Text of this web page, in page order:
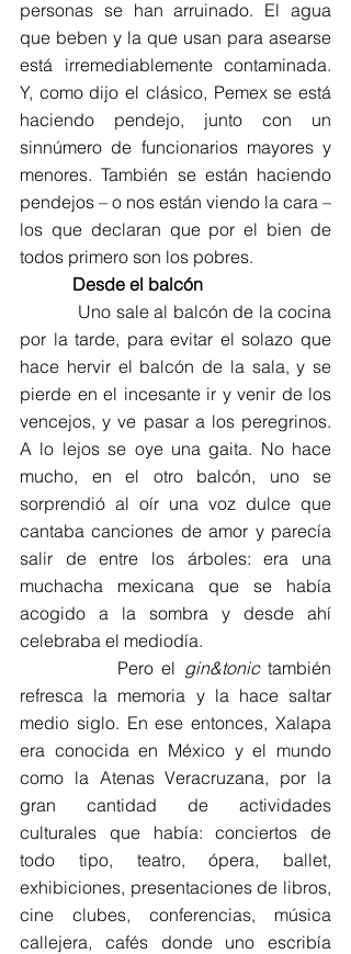
personas se han arruinado. El agua
que beben y la que usan para asearse
está irremediablemente contaminada.
Y, como dijo el clásico, Pemex se está
haciendo pendejo, junto con un
sinnúmero de funcionarios mayores y
menores. También se están haciendo
pendejos – o nos están viendo la cara –
los que declaran que por el bien de
todos primero son los pobres.
Desde el balcón
Uno sale al balcón de la cocina
por la tarde, para evitar el solazo que
hace hervir el balcón de la sala, y se
pierde en el incesante ir y venir de los
vencejos, y ve pasar a los peregrinos.
A lo lejos se oye una gaita. No hace
mucho, en el otro balcón, uno se
sorprendió al oír una voz dulce que
cantaba canciones de amor y parecía
salir de entre los árboles: era una
muchacha mexicana que se había
acogido a la sombra y desde ahí
celebraba el mediodía.
Pero el gin&tonic también
refresca la memoria y la hace saltar
medio siglo. En ese entonces, Xalapa
era conocida en México y el mundo
como la Atenas Veracruzana, por la
gran cantidad de actividades
culturales que había: conciertos de
todo tipo, teatro, ópera, ballet,
exhibiciones, presentaciones de libros,
cine clubes, conferencias, música
callejera, cafés donde uno escribía